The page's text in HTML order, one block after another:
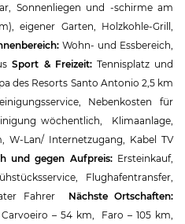
Sonnenliegen und -schirme am
eigener Garten, Holzkohle-Grill,
reich: Wohn- und Essbereich,
Sport & Freizeit: Tennisplatz und
des Resorts Santo Antonio 2,5 km
Nebenkosten für
wöchentlich, Klimaanlage,
W-Lan/ Internetzugang, Kabel TV
und gegen Aufpreis: Ersteinkauf,
Flughafentransfer,
Fahrer Nächste Ortschaften:
– 54 km, Faro – 105 km,